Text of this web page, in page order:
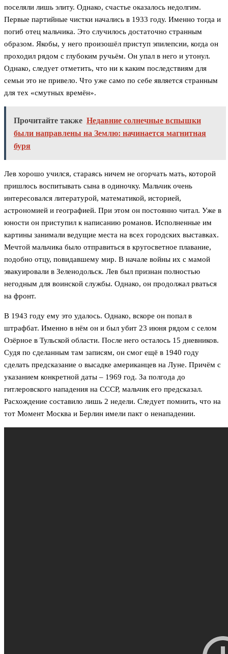
поселяли лишь элиту. Однако, счастье оказалось недолгим.
Первые партийные чистки начались в 1933 году. Именно тогда и
погиб отец мальчика. Это случилось достаточно странным
образом. Якобы, у него произошёл приступ эпилепсии, когда он
проходил рядом с глубоким ручьём. Он упал в него и утонул.
Однако, следует отметить, что ни к каким последствиям для
семьи это не привело. Что уже само по себе является странным
для тех «смутных времён».
Прочитайте также Недавние солнечные вспышки
были направлены на Землю: начинается магнитная
буря
Лев хорошо учился, стараясь ничем не огорчать мать, которой
пришлось воспитывать сына в одиночку. Мальчик очень
интересовался литературой, математикой, историей,
астрономией и географией. При этом он постоянно читал. Уже в
юности он приступил к написанию романов. Исполненные им
картины занимали ведущие места на всех городских выставках.
Мечтой мальчика было отправиться в кругосветное плавание,
подобно отцу, повидавшему мир. В начале войны их с мамой
эвакуировали в Зеленодольск. Лев был признан полностью
негодным для воинской службы. Однако, он продолжал рваться
на фронт.
В 1943 году ему это удалось. Однако, вскоре он попал в
штрафбат. Именно в нём он и был убит 23 июня рядом с селом
Озёрное в Тульской области. После него осталось 15 дневников.
Судя по сделанным там записям, он смог ещё в 1940 году
сделать предсказание о высадке американцев на Луне. Причём с
указанием конкретной даты – 1969 год. За полгода до
гитлеровского нападения на СССР, мальчик его предсказал.
Расхождение составило лишь 2 недели. Следует помнить, что на
тот Момент Москва и Берлин имели пакт о ненападении.